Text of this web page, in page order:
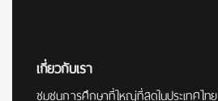
เกี่ยวกับเรา
ชุมชนการศึกษาที่ใหญ่ที่สุดในประเทศไทย